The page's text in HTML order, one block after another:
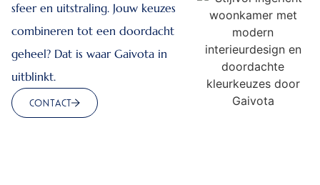
sfeer en uitstraling. Jouw keuzes
combineren tot een doordacht
geheel? Dat is waar Gaivota in
uitblinkt.
CONTACT